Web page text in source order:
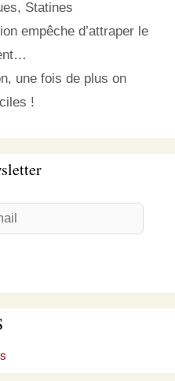
, Statines
empêche d’attraper le
une fois de plus on
!